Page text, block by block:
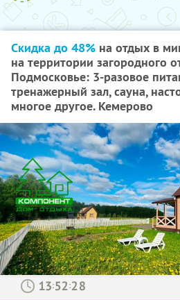
Скидка до 48% на отдых в
на территории загородного
Подмосковье: 3-разовое
тренажерный зал, сауна,
многое другое. Кемерово
: :